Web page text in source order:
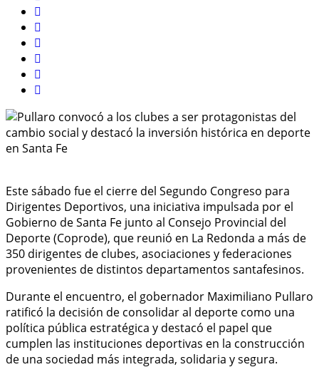
Este sábado fue el cierre del Segundo Congreso para
Dirigentes Deportivos, una iniciativa impulsada por el
Gobierno de Santa Fe junto al Consejo Provincial del
Deporte (Coprode), que reunió en La Redonda a más de
350 dirigentes de clubes, asociaciones y federaciones
provenientes de distintos departamentos santafesinos.
Durante el encuentro, el gobernador Maximiliano Pullaro
ratificó la decisión de consolidar al deporte como una
política pública estratégica y destacó el papel que
cumplen las instituciones deportivas en la construcción
de una sociedad más integrada, solidaria y segura.